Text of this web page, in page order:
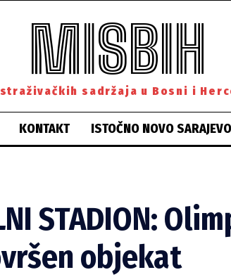
MISBIH
sadržaja u Bosni i
KONTAKT ISTOČNO NOVO SARAJEVO
STADION:
objekat